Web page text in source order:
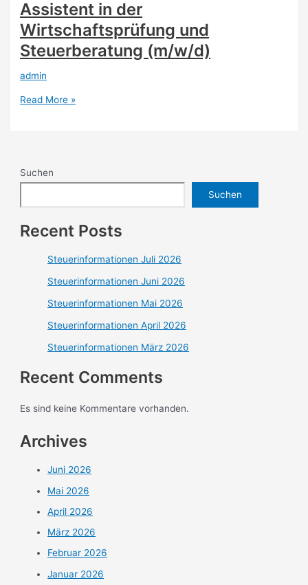
Assistent in der
Wirtschaftsprüfung und
Steuerberatung (m/w/d)
admin
Read More »
Suchen
Suchen
Recent Posts
Steuerinformationen Juli 2026
Steuerinformationen Juni 2026
Steuerinformationen Mai 2026
Steuerinformationen April 2026
Steuerinformationen März 2026
Recent Comments
Es sind keine Kommentare vorhanden.
Archives
Juni 2026
Mai 2026
April 2026
März 2026
Februar 2026
Januar 2026